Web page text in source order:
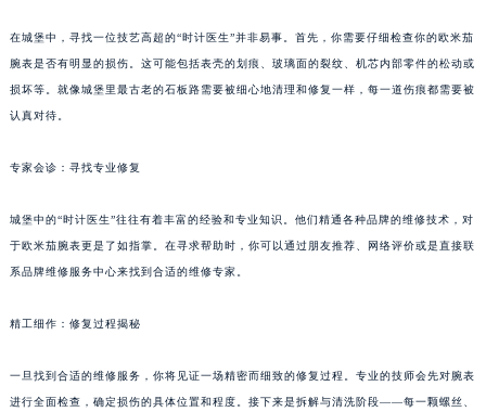
在城堡中，寻找一位技艺高超的“时计医生”并非易事。首先，你需要仔细检查你的欧米茄
腕表是否有明显的损伤。这可能包括表壳的划痕、玻璃面的裂纹、机芯内部零件的松动或
损坏等。就像城堡里最古老的石板路需要被细心地清理和修复一样，每一道伤痕都需要被
认真对待。
专家会诊：寻找专业修复
城堡中的“时计医生”往往有着丰富的经验和专业知识。他们精通各种品牌的维修技术，对
于欧米茄腕表更是了如指掌。在寻求帮助时，你可以通过朋友推荐、网络评价或是直接联
系品牌维修服务中心来找到合适的维修专家。
精工细作：修复过程揭秘
一旦找到合适的维修服务，你将见证一场精密而细致的修复过程。专业的技师会先对腕表
进行全面检查，确定损伤的具体位置和程度。接下来是拆解与清洗阶段——每一颗螺丝、